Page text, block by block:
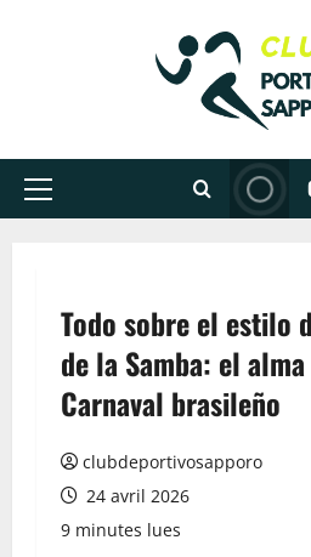
Menu
Todo sobre el estilo
de la Samba: el
Carnaval brasileño
clubdeportivosapporo
24 avril 2026
9 minutes lues